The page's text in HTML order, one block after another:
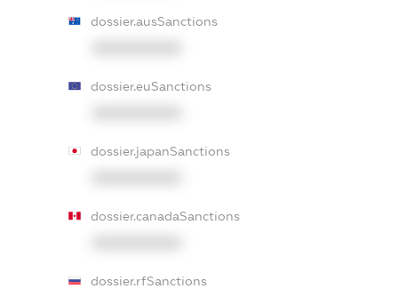
dossier.ausSanctions
dossier.euSanctions
dossier.japanSanctions
dossier.canadaSanctions
dossier.rfSanctions